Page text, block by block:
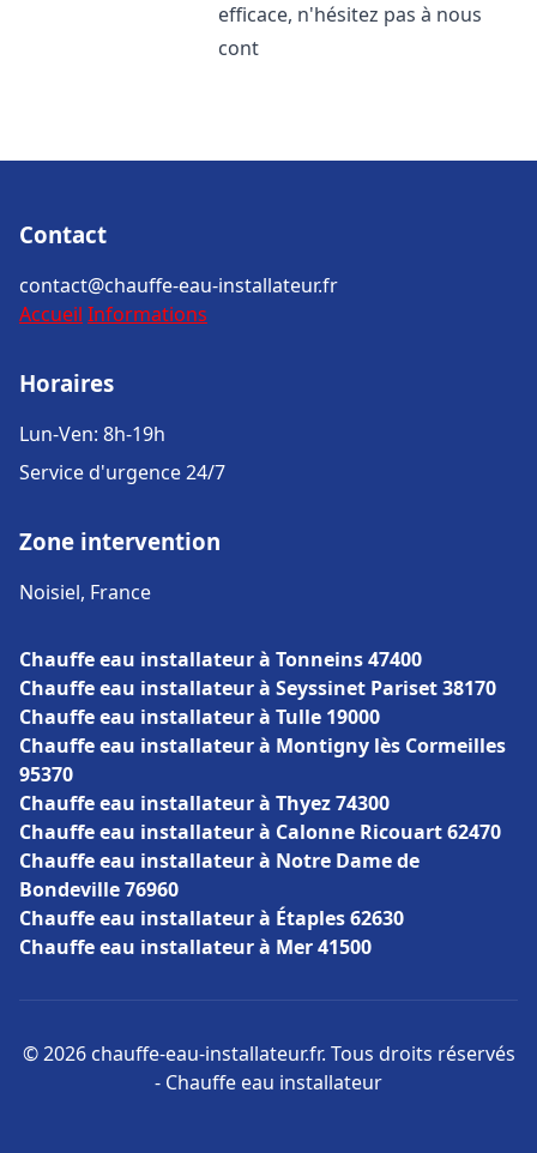
efficace, n'hésitez pas à nous
cont
Contact
contact@chauffe-eau-installateur.fr
Accueil Informations
Horaires
Lun-Ven: 8h-19h
Service d'urgence 24/7
Zone intervention
Noisiel, France
Chauffe eau installateur à Tonneins 47400
Chauffe eau installateur à Seyssinet Pariset 38170
Chauffe eau installateur à Tulle 19000
Chauffe eau installateur à Montigny lès Cormeilles
95370
Chauffe eau installateur à Thyez 74300
Chauffe eau installateur à Calonne Ricouart 62470
Chauffe eau installateur à Notre Dame de
Bondeville 76960
Chauffe eau installateur à Étaples 62630
Chauffe eau installateur à Mer 41500
© 2026 chauffe-eau-installateur.fr. Tous droits réservés
- Chauffe eau installateur